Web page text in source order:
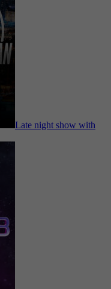
Late night show with